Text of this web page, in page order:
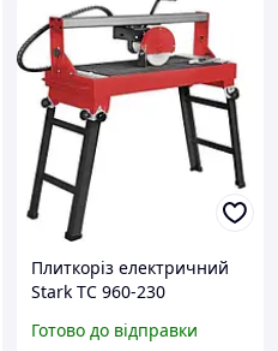
Плиткоріз електричний
Stark TC 960-230
Готово до відправки